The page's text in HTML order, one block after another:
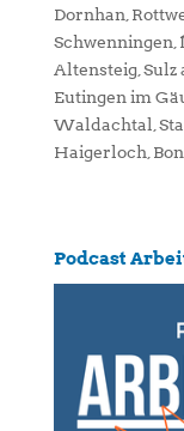
Dornhan,
Schwenningen,
Altensteig, Sulz
Eutingen im
Waldachtal,
Haigerloch,
Podcast